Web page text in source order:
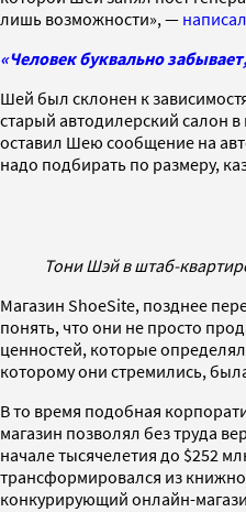
лишь возможности», — написал
«Человек буквально
Шей был склонен к
старый автодилерский салон
оставил Шею сообщение на
надо подбирать по размеру,
Тони Шэй в штаб-
Магазин ShoeSite, позднее
понять, что они не просто
ценностей, которые
которому они стремились,
В то время подобная
магазин позволял без труда
начале тысячелетия до $252
трансформировался из
конкурирующий онлайн-